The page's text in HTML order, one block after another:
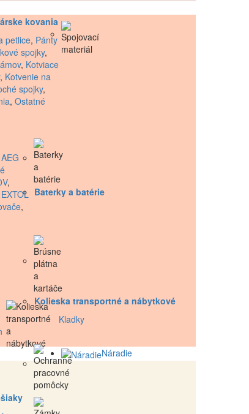
kovania
petlice, Pánty
spojky,
, Kotviace
, Kotvenie na
spojky,
, Ostatné
,
,
Baterky a batérie
Kolieska transportné a nábytkové
Kladky
Náradie